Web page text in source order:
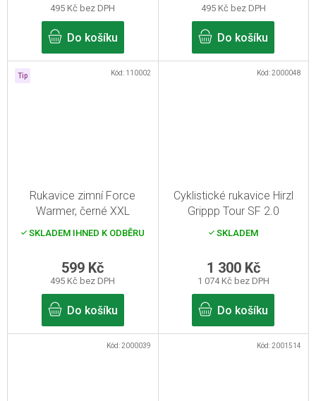
495 Kč bez DPH
Do košíku
495 Kč bez DPH
Do košíku
Tip
Rukavice zimní Force
Warmer, černé XXL
SKLADEM IHNED K ODBĚRU
495 Kč bez DPH
599 Kč
Do košíku
Kód: 110002
Cyklistické rukavice Hirzl
Grippp Tour SF 2.0
Red/Black 8/M
SKLADEM
1 074 Kč bez DPH
1 300 Kč
Do košíku
Kód:2000048
Kód:2000039 Kód:2001514